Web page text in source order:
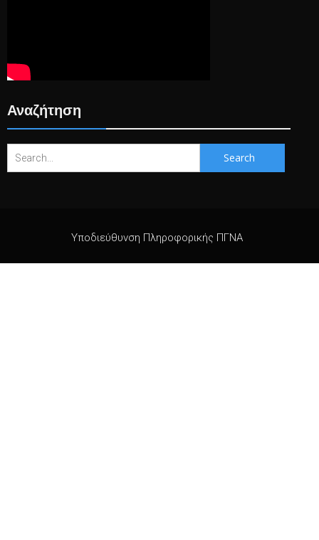
Αναζήτηση
for:
Υποδιεύθυνση Πληροφορικής ΠΓΝΑ